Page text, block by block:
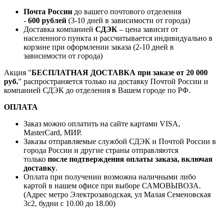
Почта России до вашего почтового отделения
- 600 рублей (3-10 дней в зависимости от города)
Доставка компанией СДЭК – цена зависит от
населенного пункта и рассчитывается индивидуально в
корзине при оформлении заказа (2-10 дней в
зависимости от города)
Акция "БЕСПЛАТНАЯ ДОСТАВКА при заказе от 20 000
руб." распространяется только на доставку Почтой России и
компанией СДЭК до отделения в Вашем городе по РФ.
ОПЛАТА
Заказ можно оплатить на сайте картами VISA,
MasterCard, МИР.
Заказы отправляемые службой СДЭК и Почтой России в
города России и другие страны отправляются
только после подтверждения оплаты заказа, включая
доставку.
Оплата при получении возможна наличными либо
картой в нашем офисе при выборе САМОВЫВОЗА.
(Адрес метро Электрозаводская, ул Малая Семеновская
3с2, будни с 10.00 до 18.00)